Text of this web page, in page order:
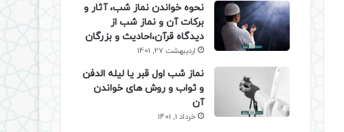
نحوه خواندن نماز شب، آثار و
برکات آن و نماز شب از
دیدگاه قرآن،احادیث و بزرگان
اردیبهشت 27, 1401
نماز شب اول قبر یا لیله الدفن
و ثواب و روش های خواندن
آن
خرداد 1, 1401